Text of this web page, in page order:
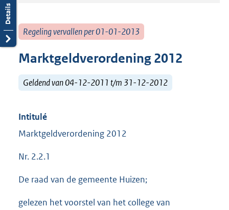
Regeling vervallen per 01-01-2013
Marktgeldverordening 2012
Geldend van 04-12-2011 t/m 31-12-2012
Intitulé
Marktgeldverordening 2012
Nr. 2.2.1
De raad van de gemeente Huizen;
gelezen het voorstel van het college van